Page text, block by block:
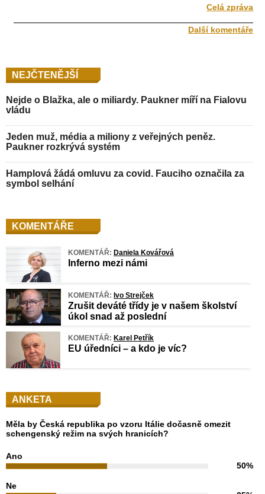
Celá zpráva
Další komentáře
NEJČTENĚJŠÍ
Nejde o Blažka, ale o miliardy. Paukner míří na Fialovu
vládu
Jeden muž, média a miliony z veřejných peněz.
Paukner rozkrývá systém
Hamplová žádá omluvu za covid. Fauciho označila za
symbol selhání
KOMENTÁŘE
KOMENTÁŘ: Daniela Kovářová
Inferno mezi námi
KOMENTÁŘ: Ivo Strejček
Zrušit deváté třídy je v našem školství
úkol snad až poslední
KOMENTÁŘ: Karel Petřík
EU úředníci – a kdo je víc?
ANKETA
Měla by Česká republika po vzoru Itálie dočasně omezit
schengenský režim na svých hranicích?
Ano
50%
Ne